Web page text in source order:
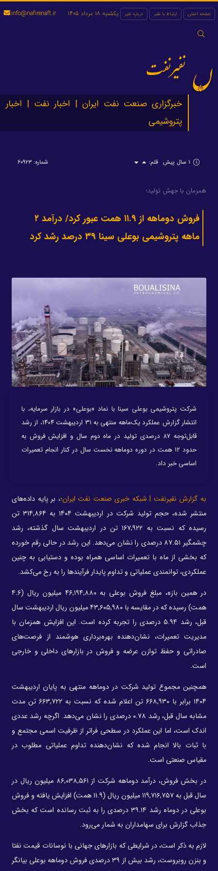
صفحه اصلی ارتباط با نفیر درباره نفیر
جستجو
یکشنبه 18 مرداد 1405 info@nafirenaft.ir
نفیرنفت
خبرگزاری صنعت نفت ایران | اخبار نفت | اخبار
پتروشیمی
۱ سال پیش قلم: شماره: ۶۰۹۲۳
همزمان با جهش تولید؛
فروش دوماهه از ۱۱.۹ همت عبور کرد/ درآمد ۲
ماهه پتروشیمی‌ بوعلی سینا ۳۹ درصد رشد کرد
شرکت پتروشیمی بوعلی سینا با نماد «بوعلی» در بازار سرمایه، با
انتشار گزارش عملکرد یک‌ماهه منتهی به ۳۱ اردیبهشت ۱۴۰۴، از رشد
قابل‌توجه ۸۷ درصدی تولید در ماه دوم سال و افزایش فروش به
حدود ۱۲ همت در دوره دوماهه نخست سال در کنار انجام تعمیرات
اساسی خبر داد.
به گزارش نفیرنفت | شبکه خبری صنعت نفت ایران؛، بر پایه داده‌های
منتشر شده، حجم تولید شرکت در اردیبهشت ۱۴۰۴ به ۳۱۴,۸۶۴ تن
رسیده که نسبت به ۱۶۷,۹۲۲ تن در اردیبهشت سال گذشته، رشد
چشمگیر ۸۷.۵۱ درصدی را نشان می‌دهد. این رشد در حالی رقم خورده
که بخشی از ماه با تعمیرات اساسی همراه بوده و دستیابی به چنین
عملکردی، توانمندی عملیاتی و تداوم پایدار فرآیندها را به رخ می‌کشد.
در همین بازه، مبلغ فروش بوعلی به ۴۶,۱۹۴,۸۸۰ میلیون ریال (۴.۶
همت) رسیده که در مقایسه با ۴۳,۶۰۵,۹۸۰ میلیون ریال اردیبهشت سال
قبل، رشد ۵.۹۴ درصدی را تجربه کرده است. این افزایش همزمان با
مدیریت تعمیرات، نشان‌دهنده بهره‌برداری هوشمند از فرصت‌های
صادراتی و حفظ توازن عرضه و فروش در بازارهای داخلی و خارجی
است.
همچنین مجموع تولید شرکت در دوماهه منتهی به پایان اردیبهشت
۱۴۰۴ برابر با ۶۶۸,۹۳۰ تن اعلام شده که نسبت به ۶۶۳,۷۲۲ تن مدت
مشابه سال قبل، رشد ۰.۷۸ درصدی را نشان می‌دهد. اگرچه رشد عددی
اندک است، اما این عملکرد در سطحی فراتر از ظرفیت اسمی مجتمع و
با ثبات بالا انجام شده که نشان‌دهنده تداوم عملیاتی مطلوب در
مقیاس صنعتی است.
در بخش فروش، درآمد دوماهه شرکت از ۸۶,۰۳۸,۵۶۱ میلیون ریال در
سال قبل به ۱۱۹,۷۱۶,۷۵۷ میلیون ریال (۱۱.۹ همت) افزایش یافته و فروش
بوعلی در دوماه رشد ۳۹.۱۴ درصدی را به ثبت رسانده است که بخش
جذاب گزارش برای سهامداران به شمار می‌رود.
لازم به ذکر است، در شرایطی که بازارهای جهانی با نوسانات قیمت نفتا
و بنزن روبروست، رشد بیش از ۳۹ درصدی فروش دوماهه بوعلی بیانگر